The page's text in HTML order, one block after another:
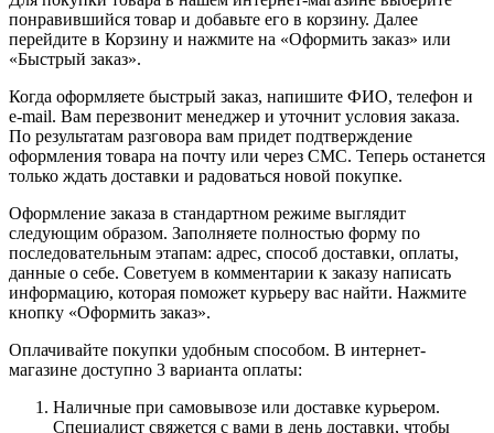
понравившийся товар и добавьте его в корзину. Далее
перейдите в Корзину и нажмите на «Оформить заказ» или
«Быстрый заказ».
Когда оформляете быстрый заказ, напишите ФИО, телефон и
e-mail. Вам перезвонит менеджер и уточнит условия заказа.
По результатам разговора вам придет подтверждение
оформления товара на почту или через СМС. Теперь останется
только ждать доставки и радоваться новой покупке.
Оформление заказа в стандартном режиме выглядит
следующим образом. Заполняете полностью форму по
последовательным этапам: адрес, способ доставки, оплаты,
данные о себе. Советуем в комментарии к заказу написать
информацию, которая поможет курьеру вас найти. Нажмите
кнопку «Оформить заказ».
Оплачивайте покупки удобным способом. В интернет-
магазине доступно 3 варианта оплаты:
Наличные при самовывозе или доставке курьером.
Специалист свяжется с вами в день доставки, чтобы